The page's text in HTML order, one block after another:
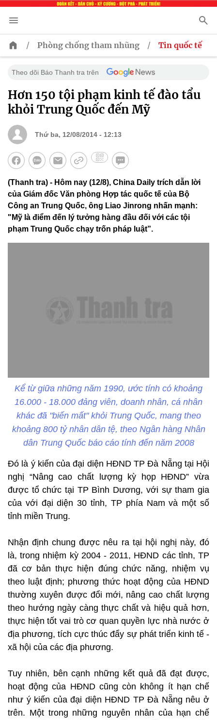
/ Phòng chống tham nhũng / Tin quốc tế
Theo dõi Báo Thanh tra trên
Hơn 150 tội phạm kinh tế đào tẩu
khỏi Trung Quốc đến Mỹ
Thứ ba, 12/08/2014 - 12:13
(Thanh tra) - Hôm nay (12/8), China Daily trích dẫn lời
của Giám đốc Văn phòng Hợp tác quốc tế của Bộ
Công an Trung Quốc, ông Liao Jinrong nhấn mạnh:
"Mỹ là điểm đến lý tưởng hàng đầu đối với các tội
phạm Trung Quốc chạy trốn pháp luật”.
Kể từ giữa những năm 1990, ước tính có khoảng
16.000 - 18.000 đảng viên, doanh nhân, cá nhân
khác đã "biến mất" khỏi Trung Quốc, mang theo
khoảng 800 tỷ nhân dân tệ, theo Ngân hàng Nhân
dân Trung Quốc báo cáo tính đến năm 2008
Đó là ý kiến của đại diện HĐND TP Đà Nẵng tại Hội
nghị “Nâng cao chất lượng kỳ họp HĐND” vừa
được tổ chức tại TP Bình Dương, với sự tham gia
của với đại diện 30 tỉnh, TP phía Nam và một số
tỉnh miền Trung.
Nhận định chung được nêu ra tại hội nghị này, đó
là, trong nhiệm kỳ 2004 - 2011, HĐND các tỉnh, TP
đã cơ bản thực hiện đúng chức năng, nhiệm vụ
theo luật định; phương thức hoạt động của HĐND
thường xuyên được đổi mới, nâng cao chất lượng
theo hướng ngày càng thực chất và hiệu quả hơn,
thực hiện tốt vai trò cơ quan quyền lực nhà nước ở
địa phương, tích cực thúc đẩy sự phát triển kinh tế -
xã hội của các địa phương.
Tuy nhiên, bên cạnh những kết quả đã đạt được,
hoạt động của HĐND cũng còn không ít hạn chế
như ý kiến của đại diện HĐND TP Đà Nẵng nêu ở
trên. Một trong những nguyên nhân của hạn chế